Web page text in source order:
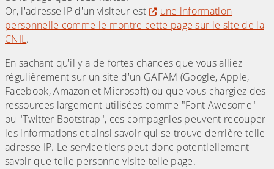
Or, l'adresse IP d'un visiteur est
une information
personnelle comme le montre cette page sur le site de la
CNIL.
En sachant qu'il y a de fortes chances que vous alliez
régulièrement sur un site d'un GAFAM (Google, Apple,
Facebook, Amazon et Microsoft) ou que vous chargiez des
ressources largement utilisées comme "Font Awesome"
ou "Twitter Bootstrap", ces compagnies peuvent recouper
les informations et ainsi savoir qui se trouve derrière telle
adresse IP. Le service tiers peut donc potentiellement
savoir que telle personne visite telle page.